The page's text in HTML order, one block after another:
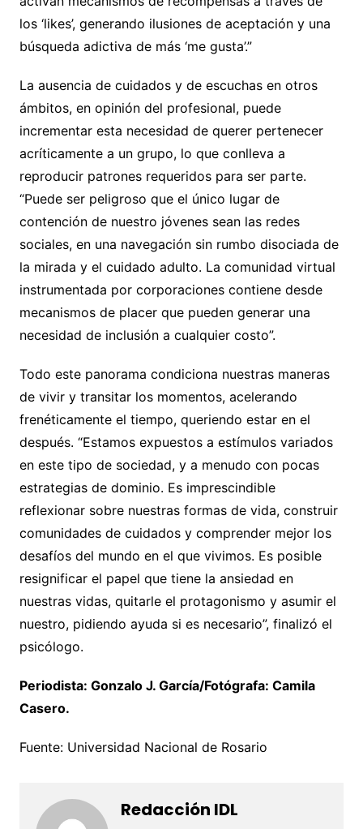
los ‘likes’, generando ilusiones de aceptación y una
búsqueda adictiva de más ‘me gusta’.”
La ausencia de cuidados y de escuchas en otros
ámbitos, en opinión del profesional, puede
incrementar esta necesidad de querer pertenecer
acríticamente a un grupo, lo que conlleva a
reproducir patrones requeridos para ser parte.
“Puede ser peligroso que el único lugar de
contención de nuestro jóvenes sean las redes
sociales, en una navegación sin rumbo disociada de
la mirada y el cuidado adulto. La comunidad virtual
instrumentada por corporaciones contiene desde
mecanismos de placer que pueden generar una
necesidad de inclusión a cualquier costo”.
Todo este panorama condiciona nuestras maneras
de vivir y transitar los momentos, acelerando
frenéticamente el tiempo, queriendo estar en el
después. “Estamos expuestos a estímulos variados
en este tipo de sociedad, y a menudo con pocas
estrategias de dominio. Es imprescindible
reflexionar sobre nuestras formas de vida, construir
comunidades de cuidados y comprender mejor los
desafíos del mundo en el que vivimos. Es posible
resignificar el papel que tiene la ansiedad en
nuestras vidas, quitarle el protagonismo y asumir el
nuestro, pidiendo ayuda si es necesario”, finalizó el
psicólogo.
Periodista: Gonzalo J. García/Fotógrafa: Camila
Casero.
Fuente: Universidad Nacional de Rosario
Redacción IDL